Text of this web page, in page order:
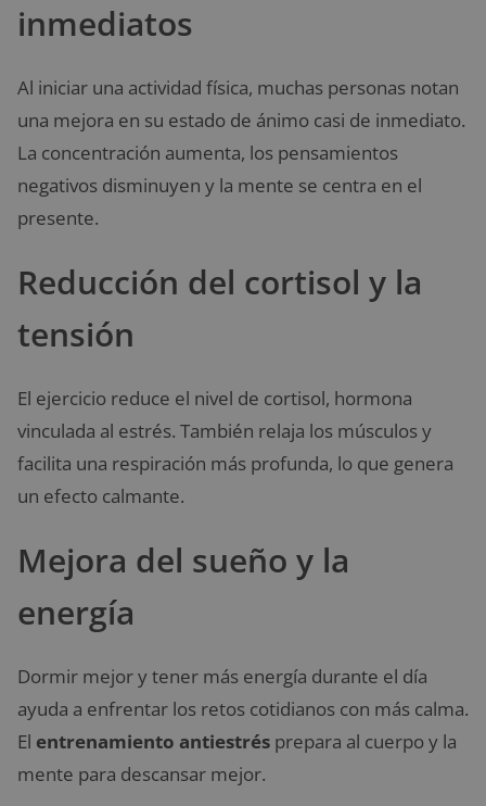
inmediatos
Al iniciar una actividad física, muchas personas notan
una mejora en su estado de ánimo casi de inmediato.
La concentración aumenta, los pensamientos
negativos disminuyen y la mente se centra en el
presente.
Reducción del cortisol y la
tensión
El ejercicio reduce el nivel de cortisol, hormona
vinculada al estrés. También relaja los músculos y
facilita una respiración más profunda, lo que genera
un efecto calmante.
Mejora del sueño y la
energía
Dormir mejor y tener más energía durante el día
ayuda a enfrentar los retos cotidianos con más calma.
El entrenamiento antiestrés prepara al cuerpo y la
mente para descansar mejor.